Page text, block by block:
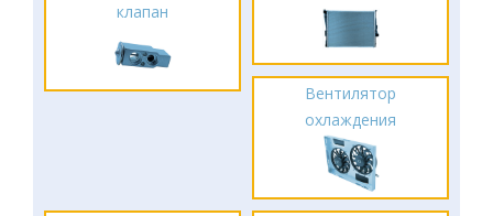
клапан
Вентилятор
охлаждения